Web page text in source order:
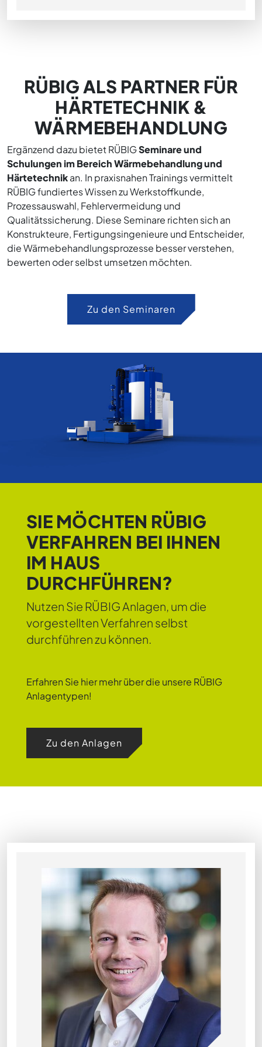
RÜBIG ALS PARTNER FÜR
HÄRTETECHNIK &
WÄRMEBEHANDLUNG
Ergänzend dazu bietet RÜBIGSeminare und
Schulungen im Bereich Wärmebehandlung und
Härtetechnikan. In praxisnahen Trainings vermittelt
RÜBIG fundiertes Wissen zu Werkstoffkunde,
Prozessauswahl, Fehlervermeidung und
Qualitätssicherung. Diese Seminare richten sich an
Konstrukteure, Fertigungsingenieure und Entscheider,
die Wärmebehandlungsprozesse besser verstehen,
bewerten oder selbst umsetzen möchten.
Zu den Seminaren
SIE MÖCHTEN RÜBIG
VERFAHREN BEI IHNEN
IM HAUS
DURCHFÜHREN?
Nutzen Sie RÜBIG Anlagen, um die
vorgestellten Verfahren selbst
durchführen zu können.
Erfahren Sie hier mehr über die unsere RÜBIG
Anlagentypen!
Zu den Anlagen